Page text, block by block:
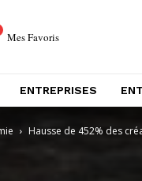
Mes Favoris
ENTREPRISES
Hausse de 452% des